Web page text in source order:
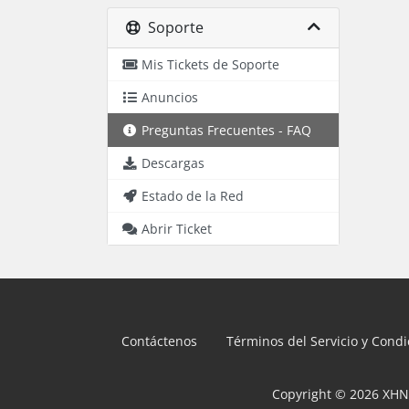
Soporte
Mis Tickets de Soporte
Anuncios
Preguntas Frecuentes - FAQ
Descargas
Estado de la Red
Abrir Ticket
Contáctenos Términos del Servicio y
Copyright © 2026